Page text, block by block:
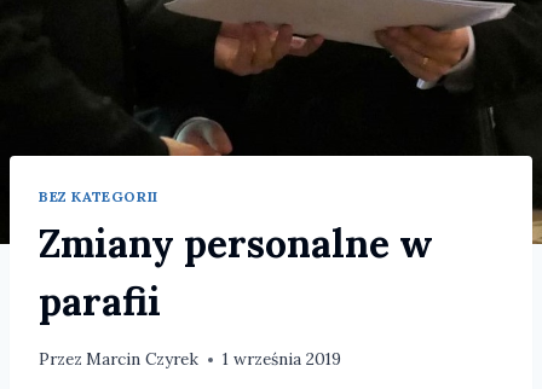
BEZ KATEGORII
Zmiany personalne w
parafii
Przez Marcin Czyrek 1 września 2019